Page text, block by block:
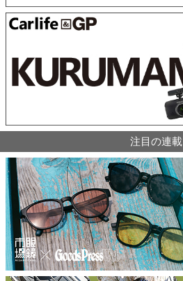
注目の連載